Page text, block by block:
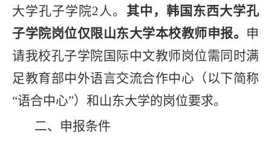
大学孔子学院2人。 其中，韩国东西大学孔
子学院岗位仅限山东大学本校教师申报。 申
请我校孔子学院国际中文教师岗位需同时满
足教育部中外语言交流合作中心（以下简称
“语合中心”）和山东大学的岗位要求。
二、申报条件